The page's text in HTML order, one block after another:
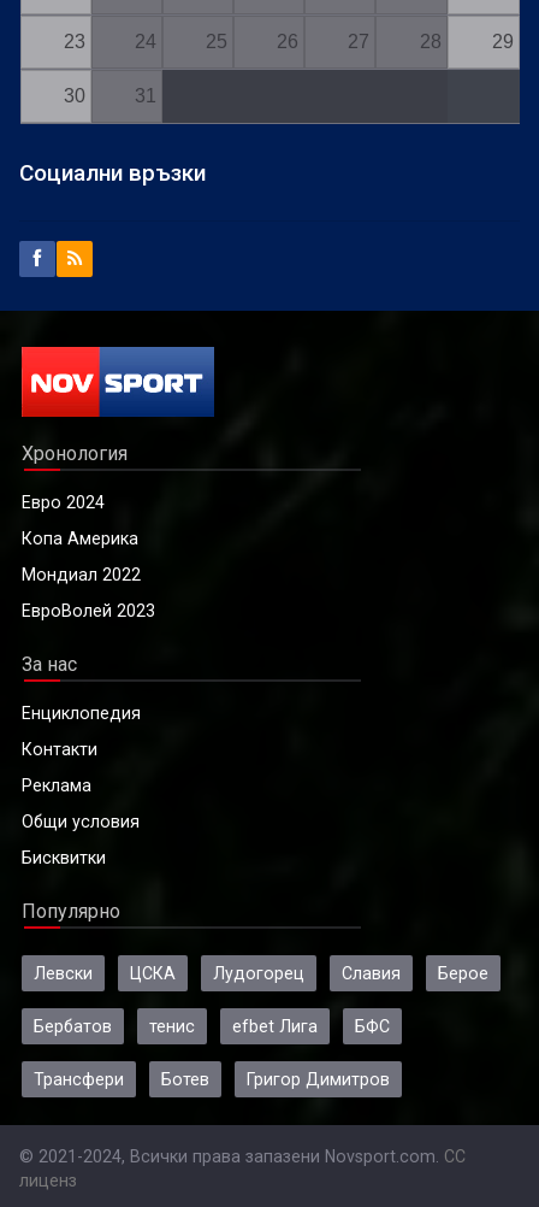
23 24 25 26 27 28 29
30 31
Социални връзки
Хронология
Евро 2024
Копа Америка
Мондиал 2022
ЕвроВолей 2023
За нас
Енциклопедия
Контакти
Реклама
Общи условия
Бисквитки
Популярно
Левски ЦСКА Лудогорец Славия Берое
Бербатов тенис efbet Лига БФС
Трансфери Ботев Григор Димитров
© 2021-2024, Всички права запазени Novsport.com. CC
лиценз